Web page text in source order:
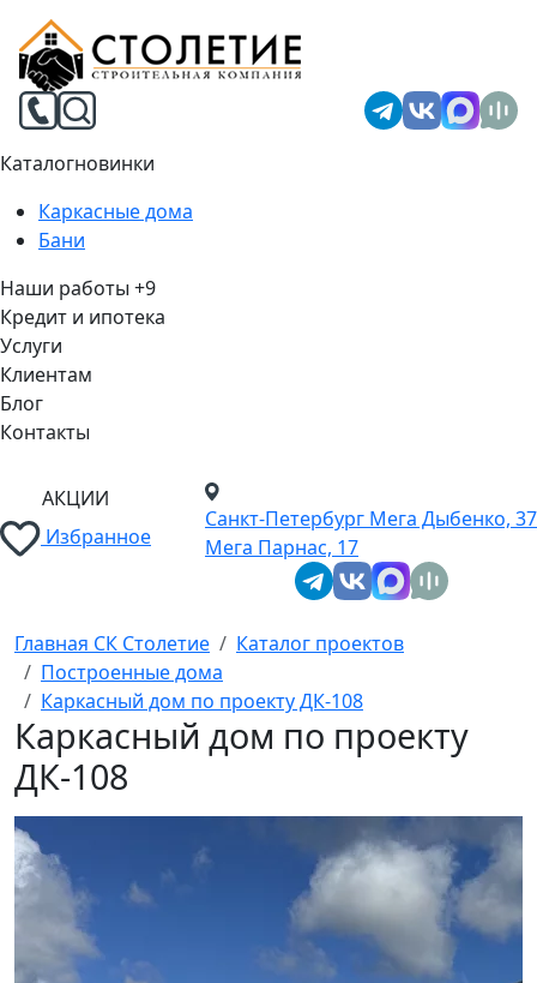
Каталогновинки
Каркасные дома
Бани
Наши работы +9
Кредит и ипотека
Услуги
Клиентам
Блог
Контакты
АКЦИИ
Избранное
Санкт-Петербург Мега Дыбенко, 37
Мега Парнас, 17
Главная СК Столетие
Каталог проектов
Построенные дома
Каркасный дом по проекту ДК-108
Каркасный дом по проекту
ДК-108